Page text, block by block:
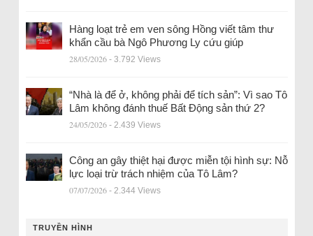
Hàng loạt trẻ em ven sông Hồng viết tâm thư
khẩn cầu bà Ngô Phương Ly cứu giúp
28/05/2026 - 3.792 Views
“Nhà là để ở, không phải để tích sản”: Vì sao Tô
Lâm không đánh thuế Bất Động sản thứ 2?
24/05/2026 - 2.439 Views
Công an gây thiệt hại được miễn tội hình sự: Nỗ
lực loại trừ trách nhiệm của Tô Lâm?
07/07/2026 - 2.344 Views
TRUYỀN HÌNH